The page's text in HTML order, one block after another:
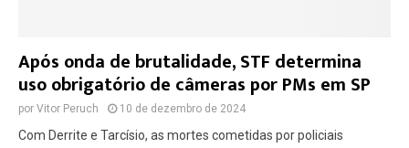
Após onda de brutalidade, STF determina
uso obrigatório de câmeras por PMs em SP
por Vitor Peruch 10 de dezembro de 2024
Com Derrite e Tarcísio, as mortes cometidas por policiais